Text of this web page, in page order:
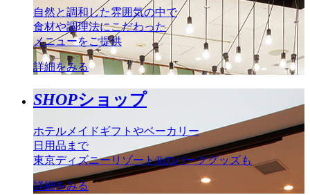
自然と調和した雰囲気の中で
食材や調理法にこだわった
メニューをご提供
詳細をみる
SHOPショップ
ホテルメイドギフトやベーカリー
日用品まで
東京ディズニーリゾート®のパークグッズも
詳細をみる